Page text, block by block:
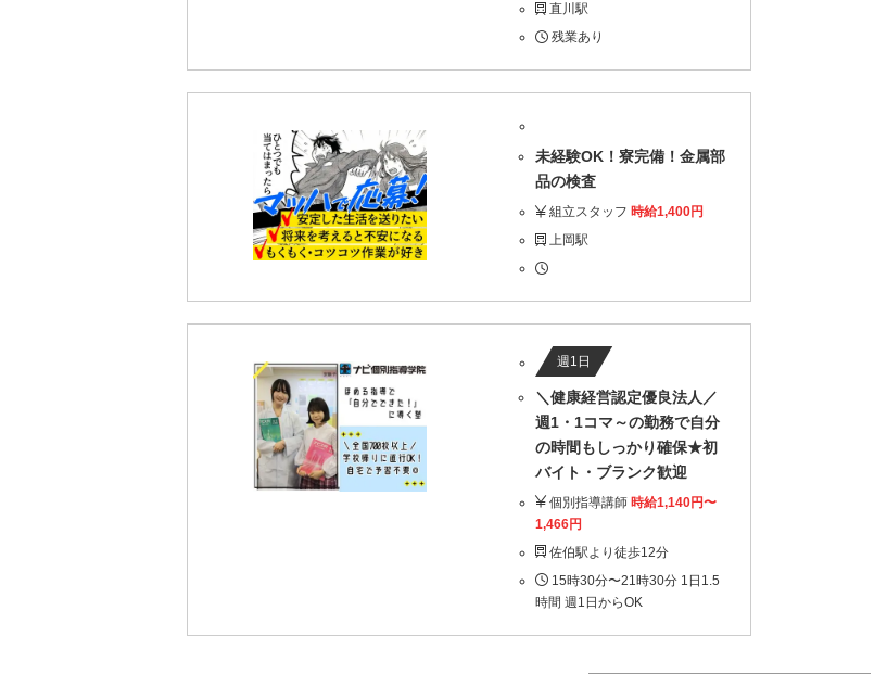
直川駅
残業あり
未経験OK！寮完備！金属部
品の検査
組立スタッフ 時給1,400円
上岡駅
週1日
＼健康経営認定優良法人／
週1・1コマ～の勤務で自分
の時間もしっかり確保★初
バイト・ブランク歓迎
個別指導講師 時給1,140円〜
1,466円
佐伯駅より徒歩12分
15時30分〜21時30分 1日1.5
時間 週1日からOK